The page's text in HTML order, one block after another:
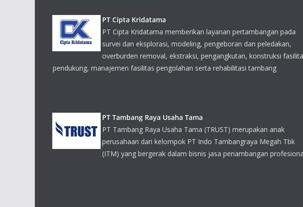
survei dan eksplorasi, modeling, pengeboran dan peledakan,
overburden removal, ekstraksi, pengangkutan, konstruksi fasilitas
pendukung, manajemen fasilitas pengolahan serta rehabilitasi tambang
perusahaan dari kelompok PT Indo Tambangraya Megah Tbk
(ITM) yang bergerak dalam bisnis jasa penambangan profesional